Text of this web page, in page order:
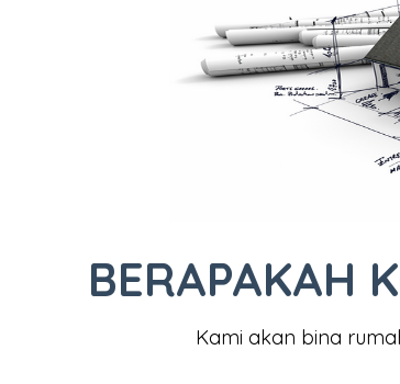
BERAPAKAH
Kami akan bina